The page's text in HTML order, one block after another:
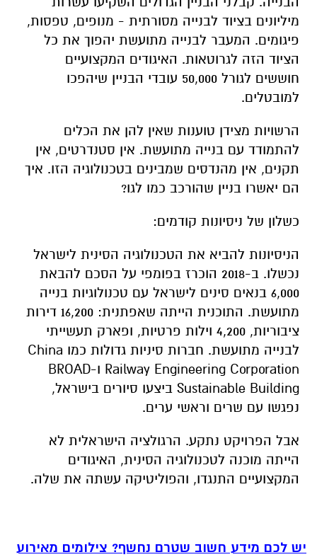
מיליונים בציוד לבנייה מסורתית - מנופים, טפסות,
פיגומים. המעבר לבנייה מתועשת יהפוך את כל
הציוד הזה לגרוטאות. האיגודים המקצועיים
חוששים לגורל 50,000 עובדי הבניין שיהפכו
למובטלים.
הרשויות מצידן טוענות שאין להן את הכלים
להתמודד עם בנייה מתועשת. אין סטנדרטים, אין
תקנים, אין מהנדסים שמבינים בטכנולוגיה הזו. איך
הם יאשרו בניין שהורכב כמו לגו?
כשלון של ניסיונות קודמים:
הניסיונות להביא את הטכנולוגיה הסינית לישראל
נכשלו. ב-2018 הוכרז בפומפי על הסכם להבאת
6,000 בנאים סינים לישראל עם טכנולוגיות בנייה
מתועשת. התוכנית הייתה שאפתנית: 16,200 דירות
ציבוריות, 4,200 וילות פרטיות, ופארק תעשייתי
לבנייה מתועשת. חברות סיניות גדולות כמו China
Railway Engineering Corporation ו-BROAD
Sustainable Building ביצעו סיורים בישראל,
נפגשו עם שרים וראשי ערים.
אבל הפרויקט נתקע. הרגולציה הישראלית לא
הייתה מוכנה לטכנולוגיה הסינית, האיגודים
המקצועיים התנגדו, והפוליטיקה עשתה את שלה.
יש לכם מידע חשוב שטרם נחשף? צילומים מאירוע